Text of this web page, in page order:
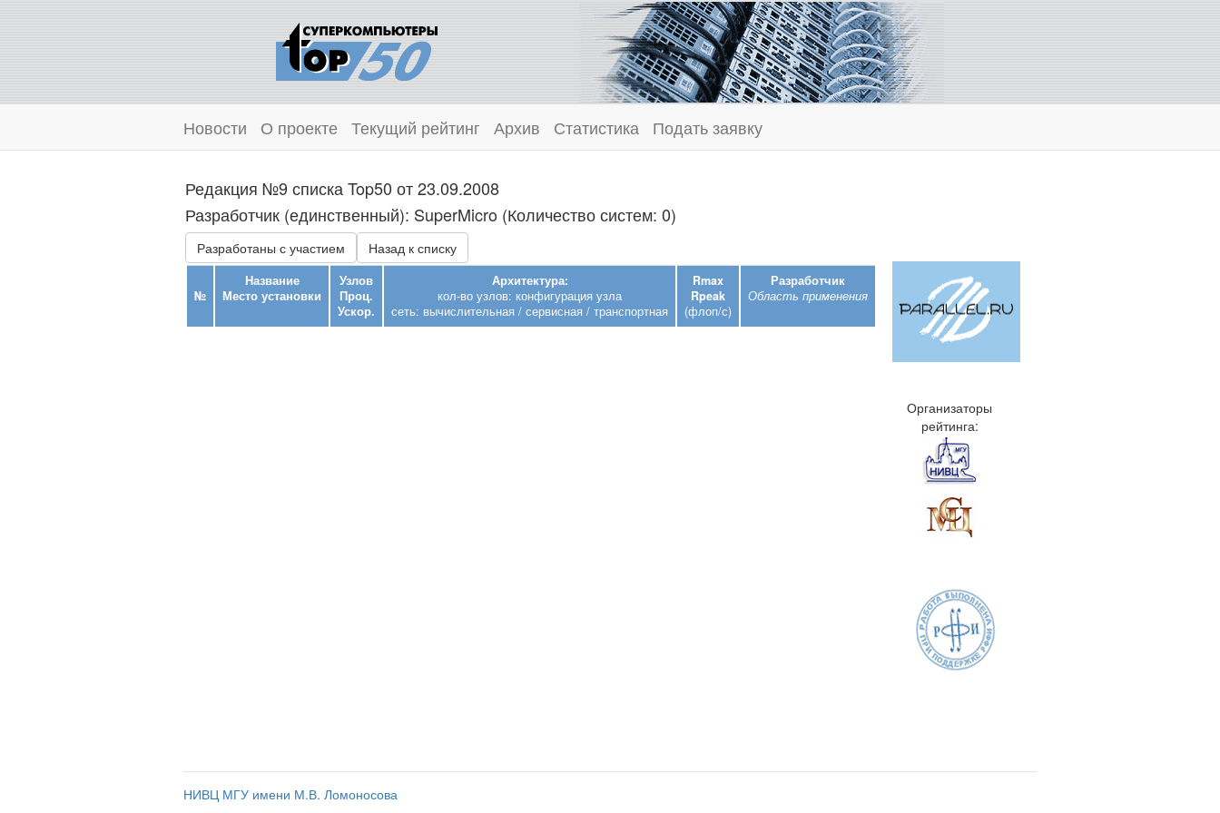
Новости О проекте Текущий рейтинг Архив Статистика Подать заявку
Редакция №9 списка Top50 от 23.09.2008
Разработчик (единственный): SuperMicro (Количество систем: 0)
Разработаны с участием Назад к списку
№
Название
Место установки
Узлов
Проц.
Ускор.
Архитектура:
кол-во узлов: конфигурация узла
сеть: вычислительная / сервисная / транспортная
Rmax
Rpeak
(флоп/с)
Разработчик
Область применения
Организаторы
рейтинга:
НИВЦ МГУ имени М.В. Ломоносова